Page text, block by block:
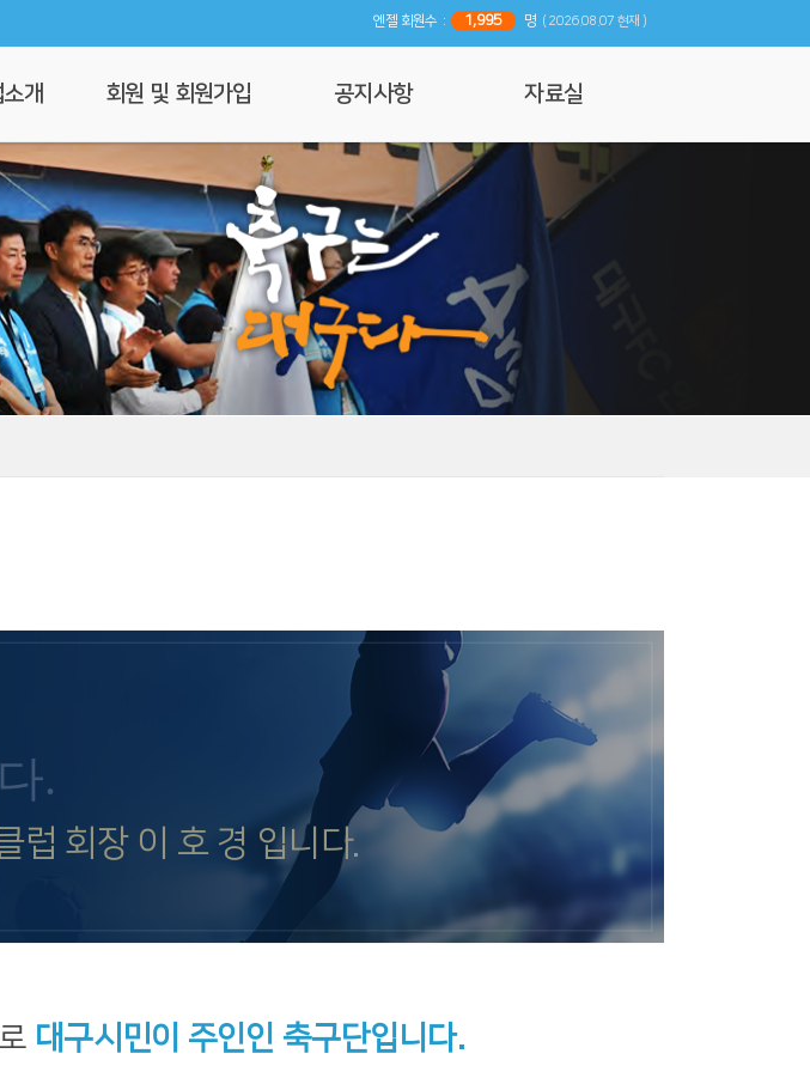
엔젤 회원수 : 1,995 명 ( 2026.08.07 현재 )
개
말
란
도
는길
회원 및 회원가입
회원가입
회원명부
이 달의 엔젤
공지사항
행사일정
자료실
사진 및 영상갤러리
리뷰
기사자료
엔젤 매거진
.
럽 회장 이 호 경 입니다.
대구시민이 주인인 축구단입니다.